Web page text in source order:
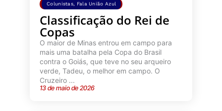
Colunistas, Fala União Azul
Classificação do Rei de
Copas
O maior de Minas entrou em campo para
mais uma batalha pela Copa do Brasil
contra o Goiás, que teve no seu arqueiro
verde, Tadeu, o melhor em campo. O
Cruzeiro ...
13 de maio de 2026